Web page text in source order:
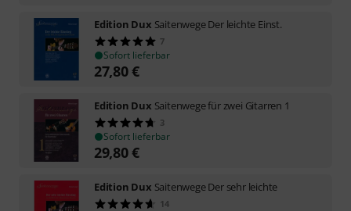
Edition Dux Saitenwege Der leichte Einst.
7
Sofort lieferbar
27,80€
Edition Dux Saitenwege für zwei Gitarren 1
3
Sofort lieferbar
29,80€
Edition Dux Saitenwege Der sehr leichte
14